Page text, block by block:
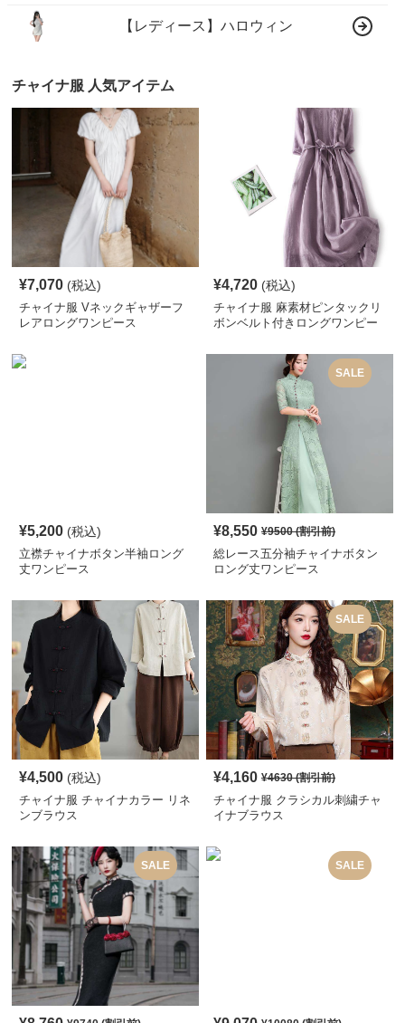
【レディース】ハロウィン
チャイナ服 人気アイテム
¥7,070 (税込)
チャイナ服 Vネックギャザーフ
レアロングワンピース
¥4,720 (税込)
チャイナ服 麻素材ピンタックリ
ボンベルト付きロングワンピー
¥5,200 (税込)
立襟チャイナボタン半袖ロング
丈ワンピース
SALE
¥8,550 ¥9500(割引前)
総レース五分袖チャイナボタン
ロング丈ワンピース
¥4,500 (税込)
チャイナ服 チャイナカラー リネ
ンブラウス
SALE
¥4,160 ¥4630(割引前)
チャイナ服 クラシカル刺繍チャ
イナブラウス
SALE SALE